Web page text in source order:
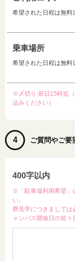
希望された日程は無料
乗車場所
希望された日程は無料
※〆切り 前日15時迄
込みください）
4 ご質問やご要
400字以内
※「駐車場利用希望」
い。
寮見学につきましては
ャンパス開催日の前々